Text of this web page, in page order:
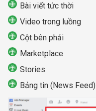
Bài viết tức thời
Video trong luồng
Cột bên phải
Marketplace
Stories
Bảng tin (News Feed)